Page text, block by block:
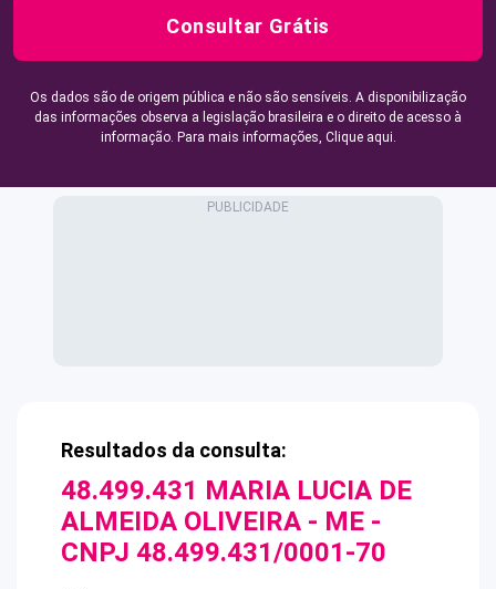
Consultar Grátis
Os dados são de origem pública e não são sensíveis. A disponibilização
das informações observa a legislação brasileira e o direito de acesso à
informação. Para mais informações, Clique aqui.
Resultados da consulta:
48.499.431 MARIA LUCIA DE
ALMEIDA OLIVEIRA - ME -
CNPJ 48.499.431/0001-70